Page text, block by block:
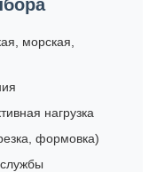
морская,
нагрузка
формовка)